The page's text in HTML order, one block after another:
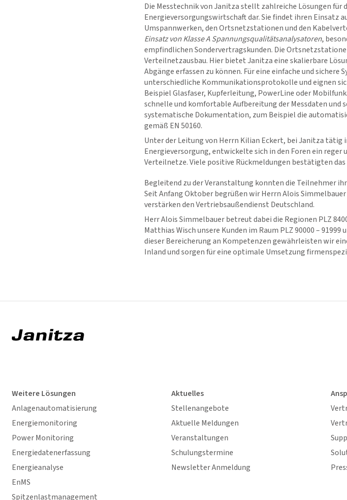
Die Messtechnik von Janitza stellt zahlreiche Lösungen für
Energieversorgungswirtschaft dar. Sie findet ihren Einsatz
Umspannwerken, den Ortsnetzstationen und den
Einsatz von Klasse A Spannungsqualitätsanalysatoren,
empfindlichen Sondervertragskunden. Die
Verteilnetzausbau. Hier bietet Janitza eine skalierbare
Abgänge erfassen zu können. Für eine einfache und sichere
unterschiedliche Kommunikationsprotokolle und eignen
Beispiel Glasfaser, Kupferleitung, PowerLine oder
schnelle und komfortable Aufbereitung der Messdaten und
systematische Dokumentation, zum Beispiel die
gemäß EN 50160.
Unter der Leitung von Herrn Kilian Eckert, bei Janitza tätig
Energieversorgung, entwickelte sich in den Foren ein reger
Verteilnetze. Viele positive Rückmeldungen bestätigten
Begleitend zu der Veranstaltung konnten die Teilnehmer
Seit Anfang Oktober begrüßen wir Herrn Alois
verstärken den Vertriebsaußendienst Deutschland.
Herr Alois Simmelbauer betreut dabei die Regionen PLZ
Matthias Wisch unsere Kunden im Raum PLZ 90000 –
dieser Bereicherung an Kompetenzen gewährleisten wir
Inland und sorgen für eine optimale Umsetzung
Weitere Lösungen
Anlagenautomatisierung
Energiemonitoring
Power Monitoring
Energiedatenerfassung
Energieanalyse
EnMS
Spitzenlastmanagement
Aktuelles
Stellenangebote
Aktuelle Meldungen
Veranstaltungen
Schulungstermine
Newsletter Anmeldung